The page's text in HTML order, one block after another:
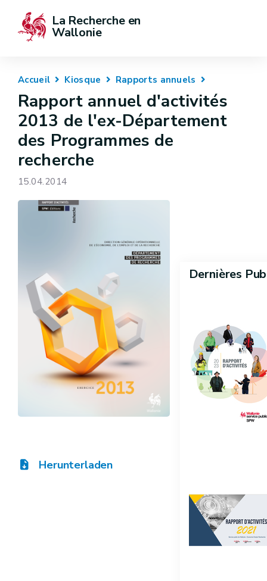
La Recherche en
Wallonie
Accueil Kiosque Rapports annuels
Rapport annuel d'activités
2013 de l'ex-Département
des Programmes de
recherche
15.04.2014
Herunterladen
Dernières